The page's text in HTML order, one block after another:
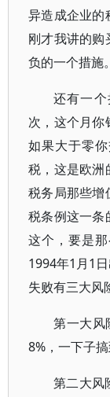
异造成企业的
刚才我讲的
负的一个措施。
还有一
次，这个月你
如果大于零
税，这是欧洲
税务局那些增
税条例这一条
这个，要是
1994年1月1
失败有三大风
第一大风
8%，一下子
第二大风